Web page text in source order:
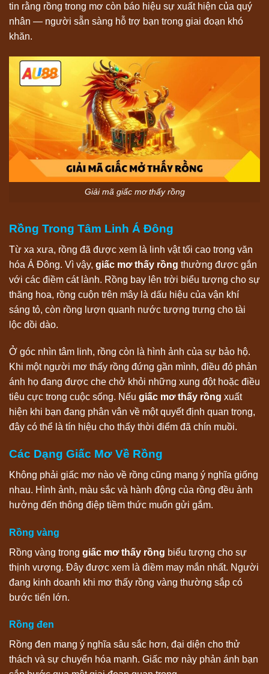
tin rằng rồng trong mơ còn báo hiệu sự xuất hiện của quý
nhân — người sẵn sàng hỗ trợ bạn trong giai đoạn khó
khăn.
Giải mã giấc mơ thấy rồng
Rồng Trong Tâm Linh Á Đông
Từ xa xưa, rồng đã được xem là linh vật tối cao trong văn
hóa Á Đông. Vì vậy, giấc mơ thấy rồng thường được gắn
với các điềm cát lành. Rồng bay lên trời biểu tượng cho sự
thăng hoa, rồng cuộn trên mây là dấu hiệu của vận khí
sáng tỏ, còn rồng lượn quanh nước tượng trưng cho tài
lộc dồi dào.
Ở góc nhìn tâm linh, rồng còn là hình ảnh của sự bảo hộ.
Khi một người mơ thấy rồng đứng gần mình, điều đó phản
ánh họ đang được che chở khỏi những xung đột hoặc điều
tiêu cực trong cuộc sống. Nếu giấc mơ thấy rồng xuất
hiện khi bạn đang phân vân về một quyết định quan trọng,
đây có thể là tín hiệu cho thấy thời điểm đã chín muồi.
Các Dạng Giấc Mơ Về Rồng
Không phải giấc mơ nào về rồng cũng mang ý nghĩa giống
nhau. Hình ảnh, màu sắc và hành động của rồng đều ảnh
hưởng đến thông điệp tiềm thức muốn gửi gắm.
Rồng vàng
Rồng vàng trong giấc mơ thấy rồng biểu tượng cho sự
thịnh vượng. Đây được xem là điềm may mắn nhất. Người
đang kinh doanh khi mơ thấy rồng vàng thường sắp có
bước tiến lớn.
Rồng đen
Rồng đen mang ý nghĩa sâu sắc hơn, đại diện cho thử
thách và sự chuyển hóa mạnh. Giấc mơ này phản ánh bạn